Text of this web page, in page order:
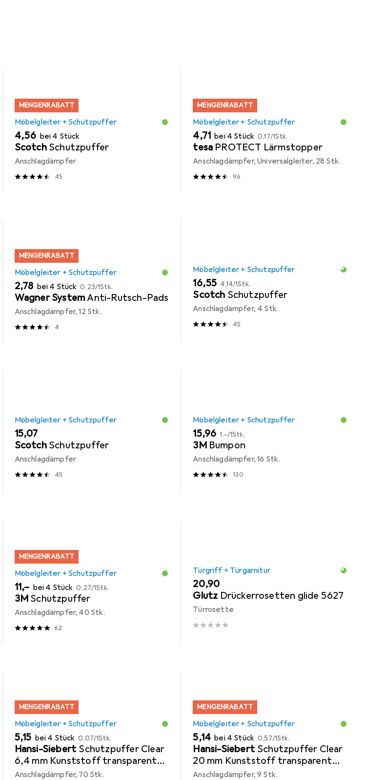
MENGENRABATT
Möbelgleiter + Schutzpuffer
EUR
4,56 bei 4 Stück
Scotch Schutzpuffer
Anschlagdämpfer
45
MENGENRABATT
Möbelgleiter + Schutzpuffer
EUR
4,71 bei 4 Stück EUR
0,17/1Stk.
tesa PROTECT Lärmstopper
Anschlagdämpfer, Universalgleiter, 28 Stk.
96
MENGENRABATT
Möbelgleiter + Schutzpuffer
EUR
2,78 bei 4 Stück EUR
0,23/1Stk.
Wagner SystemAnti-Rutsch-Pads
Anschlagdämpfer, 12 Stk.
4
Möbelgleiter + Schutzpuffer
EUR
16,55 EUR
4,14/1Stk.
Scotch Schutzpuffer
Anschlagdämpfer, 4 Stk.
45
Möbelgleiter + Schutzpuffer
EUR
15,07
Scotch Schutzpuffer
Anschlagdämpfer
45
Möbelgleiter + Schutzpuffer
EUR
15,96 EUR
1,–/1Stk.
3M Bumpon
Anschlagdämpfer, 16 Stk.
130
MENGENRABATT
Möbelgleiter + Schutzpuffer
EUR
11,– bei 4 Stück EUR
0,27/1Stk.
3M Schutzpuffer
Anschlagdämpfer, 40 Stk.
62
Türgriff + Türgarnitur
EUR
20,90
Glutz Drückerrosetten glide 5627
Türrosette
MENGENRABATT
Möbelgleiter + Schutzpuffer
EUR
5,15 bei 4 Stück EUR
0,07/1Stk.
Hansi-Siebert Schutzpuffer Clear
6,4 mm Kunststoff transparent
Linse selbstklebend
Anschlagdämpfer, 70 Stk.
MENGENRABATT
Möbelgleiter + Schutzpuffer
EUR
5,14 bei 4 Stück EUR
0,57/1Stk.
Hansi-Siebert Schutzpuffer Clear
20 mm Kunststoff transparent
Koni selbstklebend
Anschlagdämpfer, 9 Stk.